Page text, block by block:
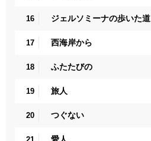
16 ジェルソミーナの歩いた道
17 西海岸から
18 ふたたびの
19 旅人
20 つぐない